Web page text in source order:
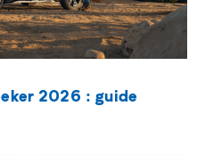
2026 : guide